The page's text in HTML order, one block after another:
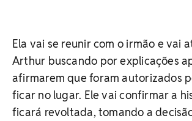
Ela vai se reunir com o irmão e vai
Arthur buscando por explicações
afirmarem que foram autorizados
ficar no lugar. Ele vai confirmar a
ficará revoltada, tomando a